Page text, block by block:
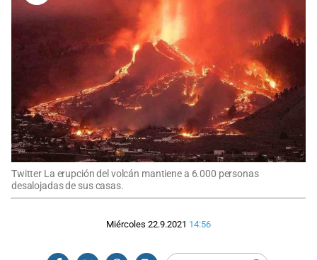
Twitter La erupción del volcán mantiene a 6.000 personas
desalojadas de sus casas.
Miércoles 22.9.2021 14:56